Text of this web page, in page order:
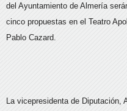
del Ayuntamiento de Almería
cinco propuestas en el Teatro
Pablo Cazard.
La vicepresidenta de Diputación,